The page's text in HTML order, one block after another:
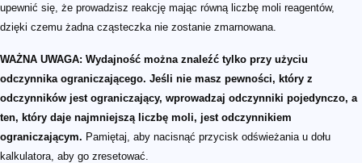
upewnić się, że prowadzisz reakcję mając równą liczbę moli reagentów,
dzięki czemu żadna cząsteczka nie zostanie zmarnowana.
WAŻNA UWAGA: Wydajność można znaleźć tylko przy użyciu
odczynnika ograniczającego. Jeśli nie masz pewności, który z
odczynników jest ograniczający, wprowadzaj odczynniki pojedynczo, a
ten, który daje najmniejszą liczbę moli, jest odczynnikiem
ograniczającym. Pamiętaj, aby nacisnąć przycisk odświeżania u dołu
kalkulatora, aby go zresetować.